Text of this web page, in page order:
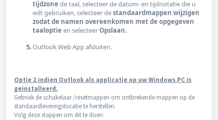
tijdzone de taal, selecteer de datum- en tijdnotatie die u
wilt gebruiken, selecteer destandaardmappen wijzigen
zodat de namen overeenkomen met de opgegeven
taaloptie en selecteerOpslaan.
Outlook Web App afsluiten.
Optie 2 indien Outlook als applicatie op uw Windows PC is
geinstalleerd.
Gebruik de schakelaar /resetmappen om ontbrekende mappen op de
standaardleveringslocatie te herstellen.
Volg deze stappen om dit te doen: